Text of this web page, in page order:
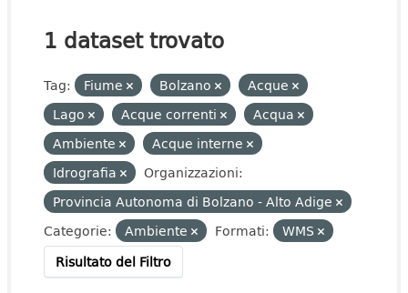
1 dataset trovato
Tag: Fiume Bolzano
Acque
Lago
Acque correnti
Acqua
Ambiente
Acque interne
Idrografia
Organizzazioni:
Provincia Autonoma di Bolzano - Alto Adige
Categorie:
Ambiente Formati:
WMS
Risultato del Filtro